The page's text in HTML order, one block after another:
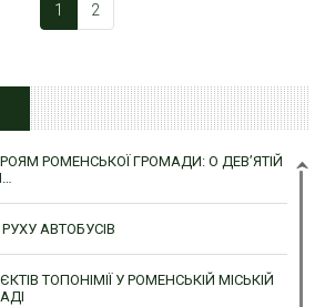
1 2
РОМЕНСЬКОЇ ГРОМАДИ: О ДЕВ’ЯТІЙ
АВТОБУСІВ
ТОПОНІМІЇ У РОМЕНСЬКІЙ МІСЬКІЙ